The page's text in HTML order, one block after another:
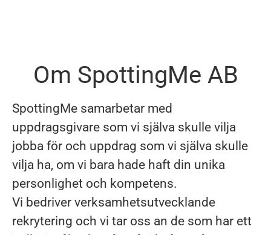
Om SpottingMe AB
SpottingMe samarbetar med
uppdragsgivare som vi själva skulle vilja
jobba för och uppdrag som vi själva skulle
vilja ha, om vi bara hade haft din unika
personlighet och kompetens.
Vi bedriver verksamhetsutvecklande
rekrytering och vi tar oss an de som har ett